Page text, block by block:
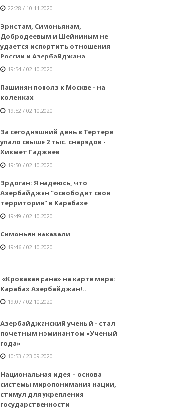
22:28 / 10.11.2020
Эрнстам, Симоньянам,
Добродеевым и Шейниным не
удается испортить отношения
России и Азербайджана
19:54 / 02.10.2020
Пашинян пополз к Москве - на
коленках
19:52 / 02.10.2020
За сегодняшний день в Тертере
упало свыше 2 тыс. снарядов -
Хикмет Гаджиев
19:50 / 02.10.2020
Эрдоган: Я надеюсь, что
Азербайджан "освободит свои
территории" в Карабахе
19:49 / 02.10.2020
Симоньян наказали
19:46 / 02.10.2020
«Кровавая рана» на карте мира:
Карабах Азербайджан!..
19:07 / 02.10.2020
Азербайджанский ученый - стал
почетным номинантом «Ученый
года»
10:53 / 23.09.2020
Национальная идея – основа
системы миропонимания нации,
стимул для укрепления
государственности